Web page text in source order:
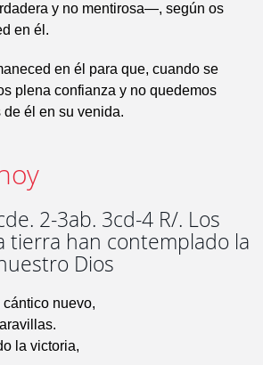
y no mentirosa—, según os
en él.
en él para que, cuando se
plena confianza y no quedemos
él en su venida.
2-3ab. 3cd-4 R/. Los
tierra han contemplado la
Dios
nuevo,
la victoria,